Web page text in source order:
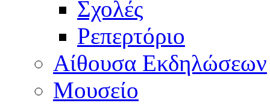
Σχολές
Ρεπερτόριο
Aίθουσα Εκδηλώσεων
Μουσείο